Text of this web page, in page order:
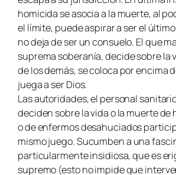
homicida se asocia a la muerte, al
el límite, puede aspirar a ser el
no deja de ser un consuelo. El que
suprema soberanía, decide sobre la
de los demás, se coloca por encima
juega a ser Dios.
Las autoridades, el personal
deciden sobre la vida o la muerte de
o de enfermos desahuciados
mismo juego. Sucumben a una
particularmente insidiosa, que es
supremo (esto no impide que